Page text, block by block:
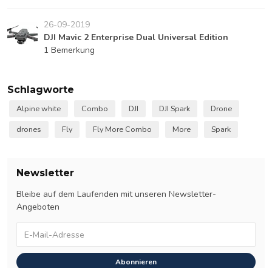
26-09-2019
DJI Mavic 2 Enterprise Dual Universal Edition
1 Bemerkung
Schlagworte
Alpine white Combo DJI DJI Spark
Drone
drones
Fly Fly More Combo More Spark
Newsletter
Bleibe auf dem Laufenden mit unseren Newsletter-
Angeboten
Abonnieren